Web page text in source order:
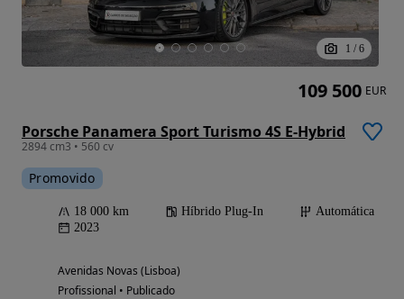
1 / 6
Porsche Panamera Sport Turismo 4S E-Hybrid
2894 cm3 • 560 cv
Promovido
18 000 km Híbrido Plug-In
Automática
2023
Avenidas Novas (Lisboa)
Profissional • Publicado
109 500 EUR